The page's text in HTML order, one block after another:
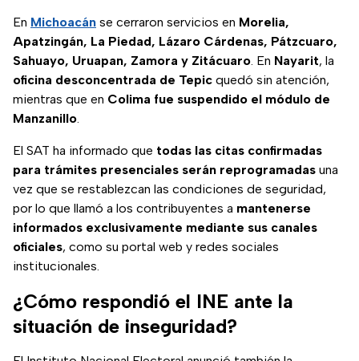
En Michoacán se cerraron servicios en Morelia,
Apatzingán, La Piedad, Lázaro Cárdenas, Pátzcuaro,
Sahuayo, Uruapan, Zamora y Zitácuaro. En Nayarit, la
oficina desconcentrada de Tepic quedó sin atención,
mientras que en Colima fue suspendido el módulo de
Manzanillo.
El SAT ha informado que todas las citas confirmadas
para trámites presenciales serán reprogramadas una
vez que se restablezcan las condiciones de seguridad,
por lo que llamó a los contribuyentes a mantenerse
informados exclusivamente mediante sus canales
oficiales, como su portal web y redes sociales
institucionales.
¿Cómo respondió el INE ante la
situación de inseguridad?